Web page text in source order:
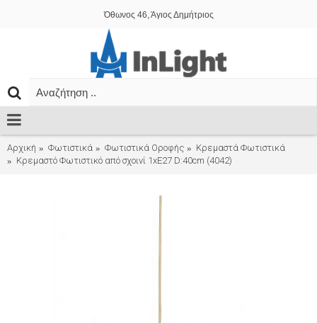
Όθωνος 46, Άγιος Δημήτριος
Αρχική Φωτιστικά Φωτιστικά Οροφής
Κρεμαστά Φωτιστικά
Κρεμαστό Φωτιστικό από σχοινί 1xE27 D:40cm (4042)